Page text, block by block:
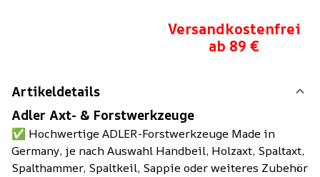
Versandkostenfrei
ab 89 €
Artikeldetails
Adler Axt- & Forstwerkzeuge
✅ Hochwertige ADLER-Forstwerkzeuge Made in
Germany, je nach Auswahl Handbeil, Holzaxt, Spaltaxt,
Spalthammer, Spaltkeil, Sappie oder weiteres Zubehör